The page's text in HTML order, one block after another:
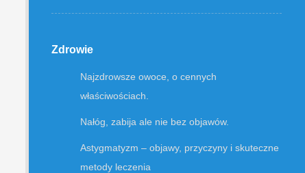
Zdrowie
Najzdrowsze owoce, o cennych
właściwościach.
Nałóg, zabija ale nie bez objawów.
Astygmatyzm – objawy, przyczyny i skuteczne
metody leczenia